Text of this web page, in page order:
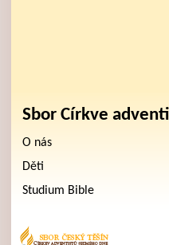
Sbor Církve
O nás
Děti
Studium Bible